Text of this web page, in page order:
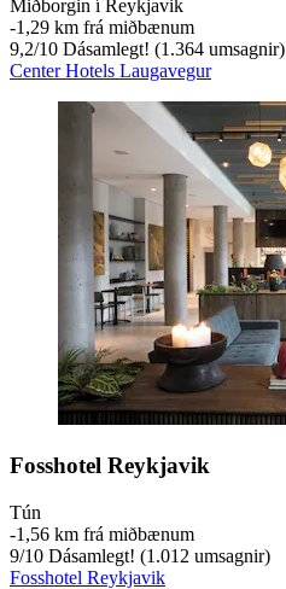
Miðborgin í Reykjavik
‐1,29 km frá miðbænum
9,2/10 Dásamlegt! (1.364 umsagnir)
Center Hotels Laugavegur
Fosshotel Reykjavik
Tún
‐1,56 km frá miðbænum
9/10 Dásamlegt! (1.012 umsagnir)
Fosshotel Reykjavik